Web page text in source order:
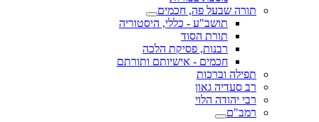
תורה שבעל פה, חכמים
תושב"ע - כללי, היסטוריה
תורת הסוד
רבנות, פסיקת הלכה
חכמים - אישיותם ותורתם
תפילה וברכות
רב סעדיה גאון
רבי יהודה הלוי
רמב"ם